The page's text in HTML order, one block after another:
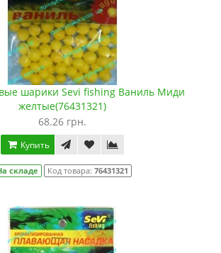
шарики Sevi fishing Ваниль Миди
желтые(76431321)
68.26 грн.
Купить
складе Код товара: 76431321